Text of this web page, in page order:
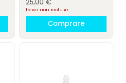
Comprare Plasmatrohn®
Scopri Plasmatrohn®
Accessori Plasmatrohn®
25,00 €
tasse non incluse
Comprare